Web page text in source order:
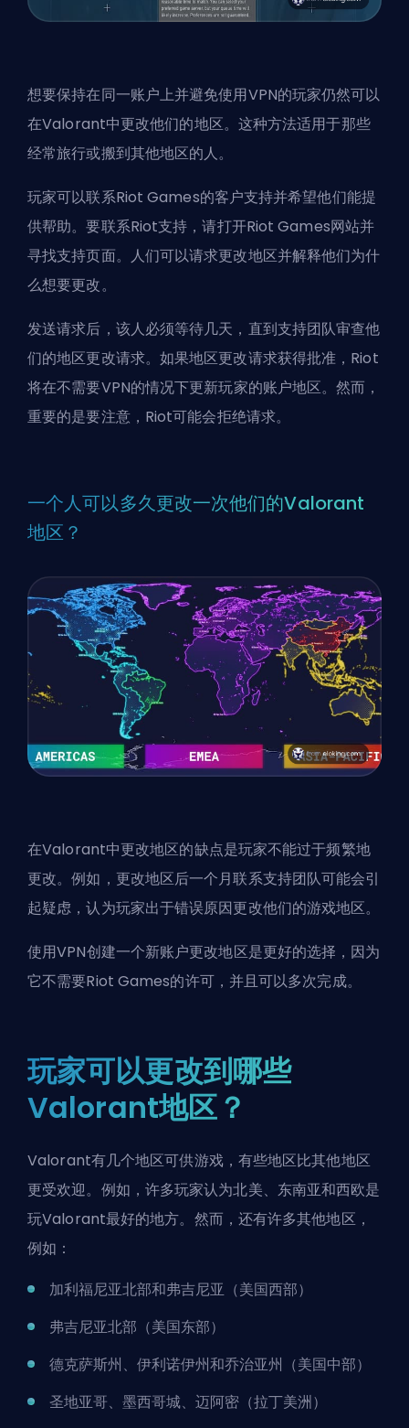
想要保持在同一账户上并避免使用VPN的玩家仍然可以
在Valorant中更改他们的地区。这种方法适用于那些
经常旅行或搬到其他地区的人。
玩家可以联系Riot Games的客户支持并希望他们能提
供帮助。要联系Riot支持，请打开Riot Games网站并
寻找支持页面。人们可以请求更改地区并解释他们为什
么想要更改。
发送请求后，该人必须等待几天，直到支持团队审查他
们的地区更改请求。如果地区更改请求获得批准，Riot
将在不需要VPN的情况下更新玩家的账户地区。然而，
重要的是要注意，Riot可能会拒绝请求。
一个人可以多久更改一次他们的Valorant
地区？
在Valorant中更改地区的缺点是玩家不能过于频繁地
更改。例如，更改地区后一个月联系支持团队可能会引
起疑虑，认为玩家出于错误原因更改他们的游戏地区。
使用VPN创建一个新账户更改地区是更好的选择，因为
它不需要Riot Games的许可，并且可以多次完成。
玩家可以更改到哪些
Valorant地区？
Valorant有几个地区可供游戏，有些地区比其他地区
更受欢迎。例如，许多玩家认为北美、东南亚和西欧是
玩Valorant最好的地方。然而，还有许多其他地区，
例如：
加利福尼亚北部和弗吉尼亚（美国西部）
弗吉尼亚北部（美国东部）
德克萨斯州、伊利诺伊州和乔治亚州（美国中部）
圣地亚哥、墨西哥城、迈阿密（拉丁美洲）